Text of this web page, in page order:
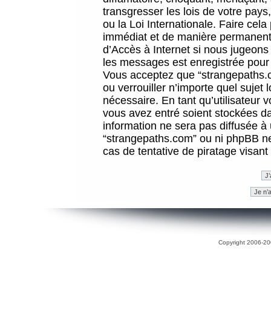
transgresser les lois de votre
ou la Loi Internationale. Faire
immédiat et de manière
d’Accès à Internet si nous
les messages est enregistrée
Vous acceptez que
ou verrouiller n’importe quel sujet
nécessaire. En tant qu’utilisateur
vous avez entré soient stockées
information ne sera pas diffusée
“strangepaths.com” ou ni phpBB
cas de tentative de piratage
Copyright 2006-